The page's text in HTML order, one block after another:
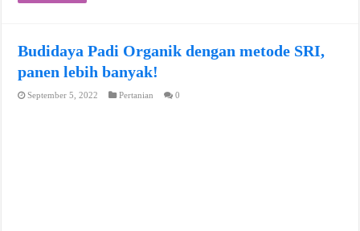
Budidaya Padi Organik dengan metode SRI,
panen lebih banyak!
September 5, 2022 Pertanian 0